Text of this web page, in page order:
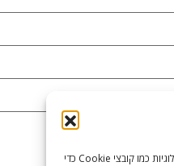
כדי לספק את חוויות המשתמש הטובות ביותר, אנו משתמשים בטכנולוגיות כמו קובצי Cookie כדי